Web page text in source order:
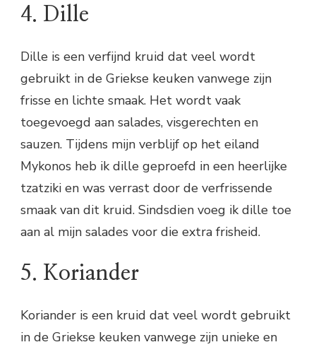
4. Dille
Dille is een verfijnd kruid dat veel wordt
gebruikt in de Griekse keuken vanwege zijn
frisse en lichte smaak. Het wordt vaak
toegevoegd aan salades, visgerechten en
sauzen. Tijdens mijn verblijf op het eiland
Mykonos heb ik dille geproefd in een heerlijke
tzatziki en was verrast door de verfrissende
smaak van dit kruid. Sindsdien voeg ik dille toe
aan al mijn salades voor die extra frisheid.
5. Koriander
Koriander is een kruid dat veel wordt gebruikt
in de Griekse keuken vanwege zijn unieke en